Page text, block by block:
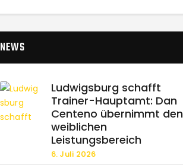
NEWS
Ludwigsburg schafft
Trainer-Hauptamt: Dan
Centeno übernimmt den
weiblichen
Leistungsbereich
6. Juli 2026